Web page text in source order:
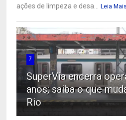
ações de limpeza e desa...
Leia Mais
7
SuperVia encerra
anos; saiba o que
Rio